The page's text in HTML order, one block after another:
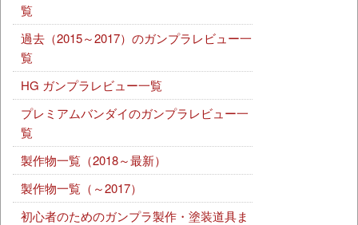
覧
過去（2015～2017）のガンプラレビュー一
覧
HG ガンプラレビュー一覧
プレミアムバンダイのガンプラレビュー一
覧
製作物一覧（2018～最新）
製作物一覧（～2017）
初心者のためのガンプラ製作・塗装道具ま